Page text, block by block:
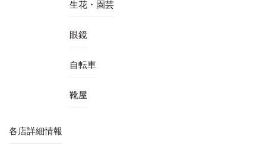
生花・園芸
眼鏡
自転車
靴屋
各店詳細情報